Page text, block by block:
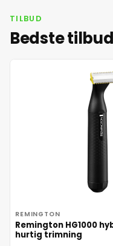
TILBUD
Bedste
REMINGTON
Remington HG1000
hurtig trimning